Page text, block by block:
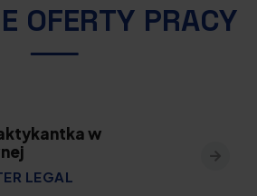
OFERTY PRACY
w
LEGAL